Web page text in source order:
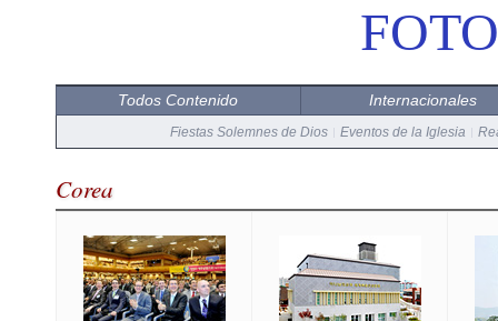
Todos Contenido Internacionales
Fiestas Solemnes de Dios Eventos de la Iglesia
Corea